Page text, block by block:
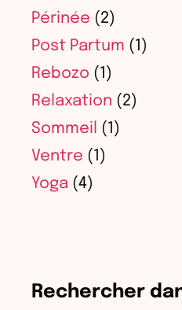
Périnée (2)
Post Partum (1)
Rebozo (1)
Relaxation (2)
Sommeil
(1)
Ventre (1)
Yoga (4)
Rechercher